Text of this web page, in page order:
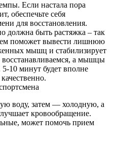
Если настала пора
обеспечьте себя
для восстановления.
должна быть растяжка – так
поможет вывести лишнюю
мышц и стабилизирует
восстанавливаемся, а мышцы
5-10 минут будет вполне
воду, затем — холодную, а
кровообращение.
может помочь прием